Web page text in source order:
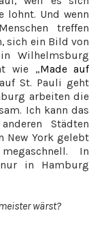
lohnt. Und wenn
treffen
sich ein Bild von
Wilhelmsburg
wie „Made auf
St. Pauli geht
arbeiten die
Ich kann das
Städten
New York gelebt
In
in Hamburg
wärst?